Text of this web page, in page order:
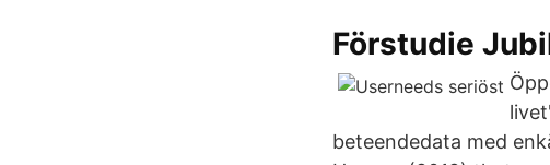
Förstudie
beteendedata med